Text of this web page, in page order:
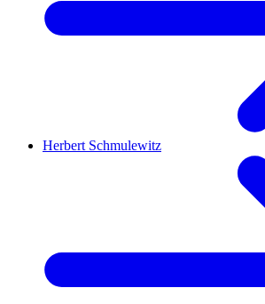
Herbert Schmulewitz